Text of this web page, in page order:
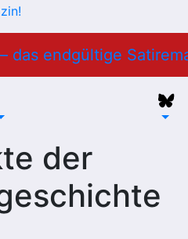
der